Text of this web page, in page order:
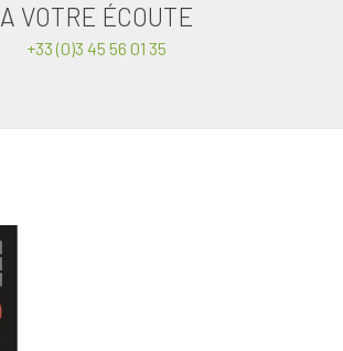
A VOTRE ÉCOUTE
+33 (0)3 45 56 01 35